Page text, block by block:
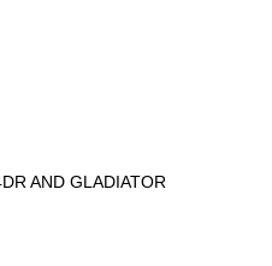
AND GLADIATOR